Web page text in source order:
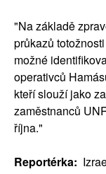
"Na základě
průkazů
možné
operativců
kteří slouží jako
zaměstnanců
října."
Reportérka: